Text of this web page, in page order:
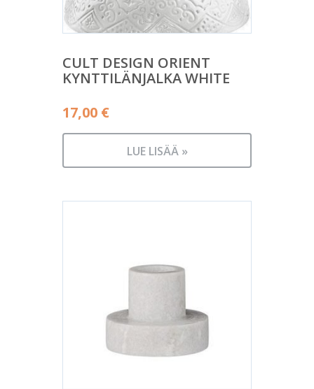
CULT DESIGN ORIENT
KYNTTILÄNJALKA WHITE
17,00 €
LUE LISÄÄ »